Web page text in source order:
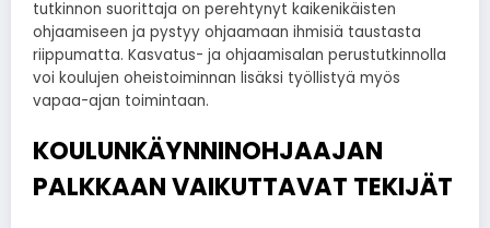
tutkinnon suorittaja on perehtynyt kaikenikäisten
ohjaamiseen ja pystyy ohjaamaan ihmisiä taustasta
riippumatta. Kasvatus- ja ohjaamisalan perustutkinnolla
voi koulujen oheistoiminnan lisäksi työllistyä myös
vapaa-ajan toimintaan.
KOULUNKÄYNNINOHJAAJAN
PALKKAAN VAIKUTTAVAT TEKIJÄT